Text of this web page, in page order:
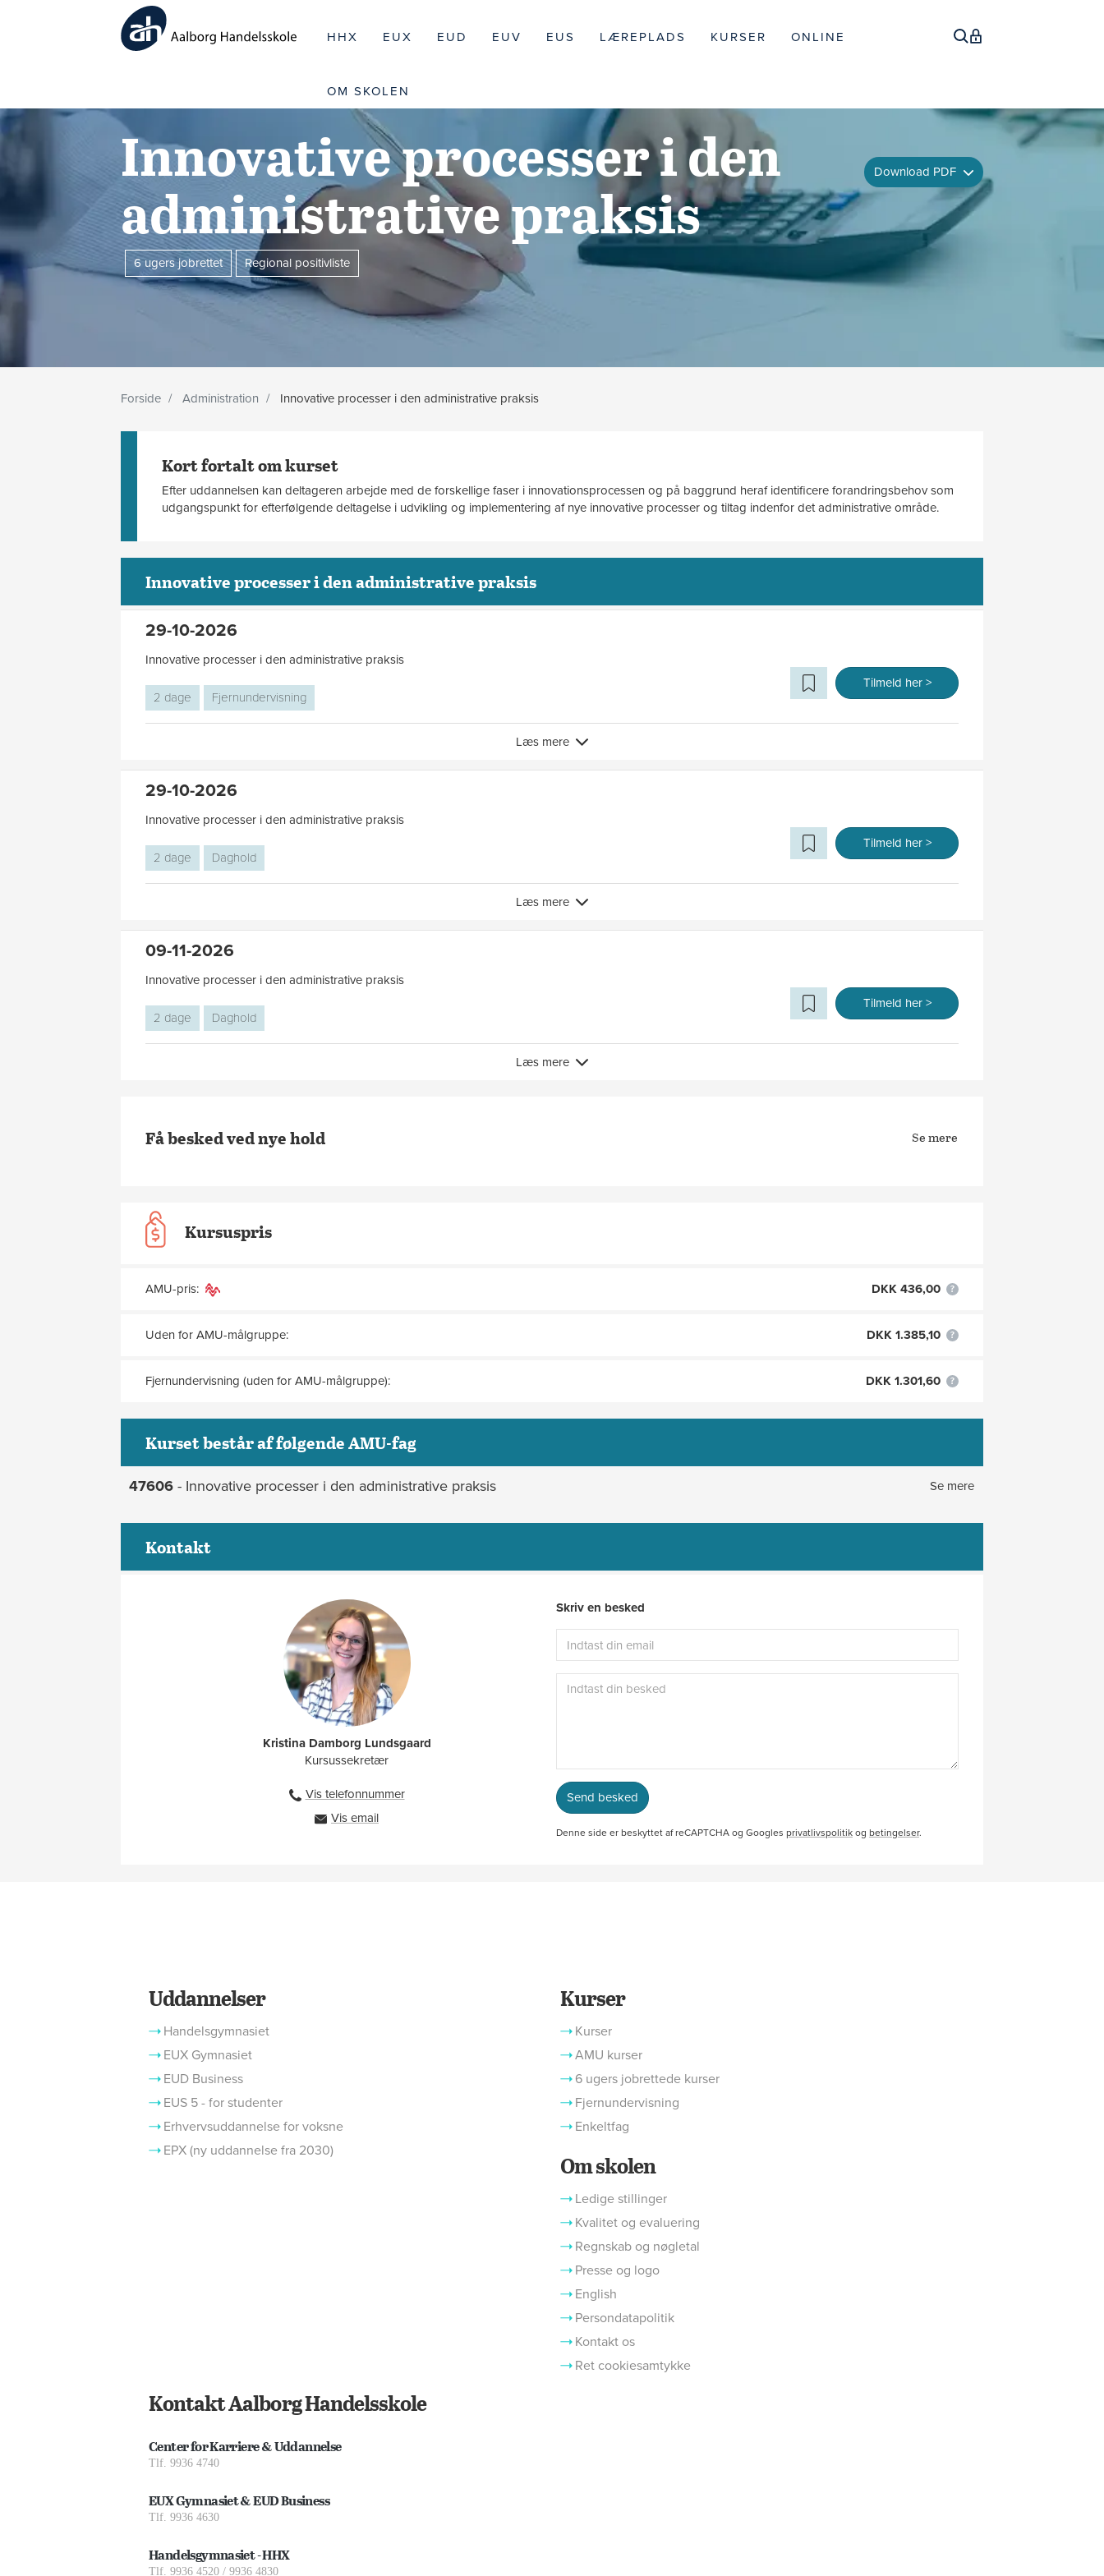
HHX EUX EUD EUV EUS LÆREPLADS KURSER ONLINE
OM SKOLEN
Innovative processer i den
administrative praksis
6 ugers jobrettet Regional positivliste
Download PDF
Forside Administration Innovative processer i den administrative praksis
Kort fortalt om kurset
Efter uddannelsen kan deltageren arbejde med de forskellige faser i innovationsprocessen og på baggrund heraf identificere forandringsbehov som
udgangspunkt for efterfølgende deltagelse i udvikling og implementering af nye innovative processer og tiltag indenfor det administrative område.
Innovative processer i den administrative praksis
29-10-2026
Innovative processer i den administrative praksis
2 dage Fjernundervisning
Tilmeld her >
Læs mere
29-10-2026
Innovative processer i den administrative praksis
2 dage Daghold
Tilmeld her >
Læs mere
09-11-2026
Innovative processer i den administrative praksis
2 dage Daghold
Tilmeld her >
Læs mere
Få besked ved nye hold Se mere
Kursuspris
AMU-pris: DKK 436,00
Uden for AMU-målgruppe: DKK 1.385,10
Fjernundervisning (uden for AMU-målgruppe): DKK 1.301,60
Kurset består af følgende AMU-fag
47606 - Innovative processer i den administrative praksis Se mere
Kontakt
Kristina Damborg Lundsgaard
Kursussekretær
Vis telefonnummer
27886014
Vis emailkklu@ah.dk
Skriv en besked
Send besked
Denne side er beskyttet af reCAPTCHA og Googles privatlivspolitik og betingelser.
Uddannelser
Handelsgymnasiet
EUX Gymnasiet
EUD Business
EUS 5 - for studenter
Erhvervsuddannelse for voksne
EPX (ny uddannelse fra 2030)
Kurser
Kurser
AMU kurser
6 ugers jobrettede kurser
Fjernundervisning
Enkeltfag
Om skolen
Ledige stillinger
Kvalitet og evaluering
Regnskab og nøgletal
Presse og logo
English
Persondatapolitik
Kontakt os
Ret cookiesamtykke
Kontakt Aalborg Handelsskole
Center for Karriere & Uddannelse
Tlf. 9936 4740
EUX Gymnasiet & EUD Business
Tlf. 9936 4630
Handelsgymnasiet - HHX
Tlf. 9936 4520 / 9936 4830